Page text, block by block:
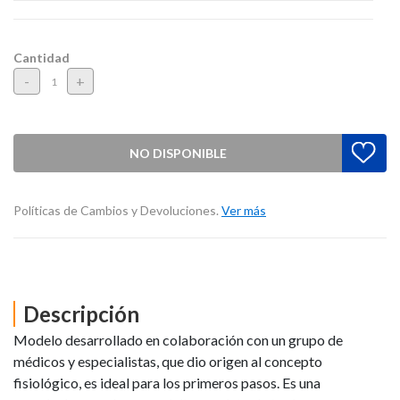
Cantidad
- +
NO DISPONIBLE
Políticas de Cambios y Devoluciones. Ver más
Descripción
Modelo desarrollado en colaboración con un grupo de
médicos y especialistas, que dio origen al concepto
fisiológico, es ideal para los primeros pasos. Es una